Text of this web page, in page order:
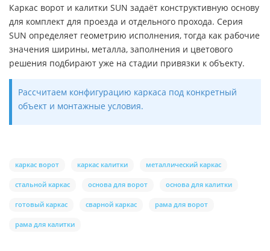
Каркас ворот и калитки SUN задаёт конструктивную основу
для комплект для проезда и отдельного прохода. Серия
SUN определяет геометрию исполнения, тогда как рабочие
значения ширины, металла, заполнения и цветового
решения подбирают уже на стадии привязки к объекту.
Рассчитаем конфигурацию каркаса под конкретный
объект и монтажные условия.
каркас ворот каркас калитки металлический каркас
стальной каркас основа для ворот основа для калитки
готовый каркас сварной каркас рама для ворот
рама для калитки